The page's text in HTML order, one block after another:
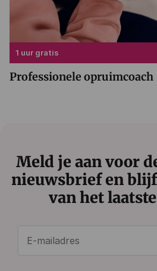
1 uur gratis
Professionele opruimcoach
Meld je aan voor
nieuwsbrief en
van het